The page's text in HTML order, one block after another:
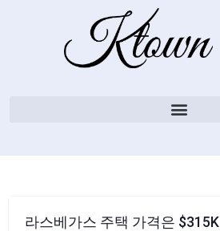
라스베가스 주택 가격은 $315K